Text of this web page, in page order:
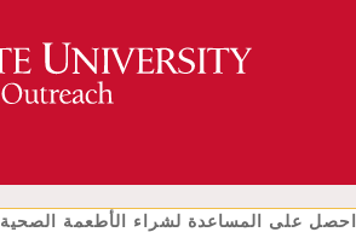
احصل على المساعدة لشراء الأطعمة الصحية